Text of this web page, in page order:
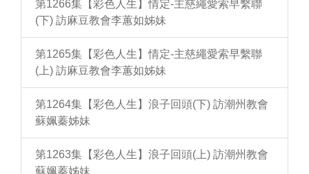
第1266集【彩色人生】情定-主慈繩愛索早繫聯
(下) 訪麻豆教會李蕙如姊妹
第1265集【彩色人生】情定-主慈繩愛索早繫聯
(上) 訪麻豆教會李蕙如姊妹
第1264集【彩色人生】浪子回頭(下) 訪潮州教會
蘇姵蓁姊妹
第1263集【彩色人生】浪子回頭(上) 訪潮州教會
蘇姵蓁姊妹